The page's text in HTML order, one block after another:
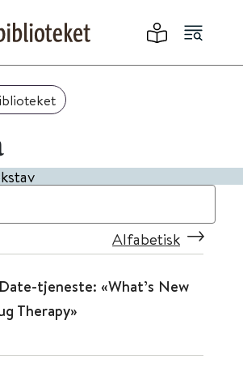
Alfabetisk
tjeneste: «What’s New
Therapy»